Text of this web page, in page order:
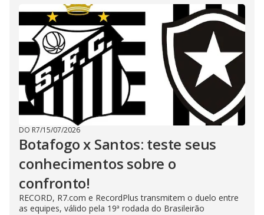
DO R7/15/07/2026
Botafogo x Santos: teste seus
conhecimentos sobre o
confronto!
RECORD, R7.com e RecordPlus transmitem o duelo entre
as equipes, válido pela 19ª rodada do Brasileirão